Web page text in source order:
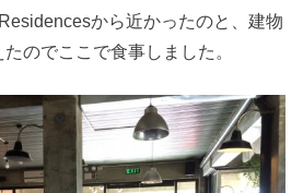
から近かったのと、建物
のでここで食事しました。